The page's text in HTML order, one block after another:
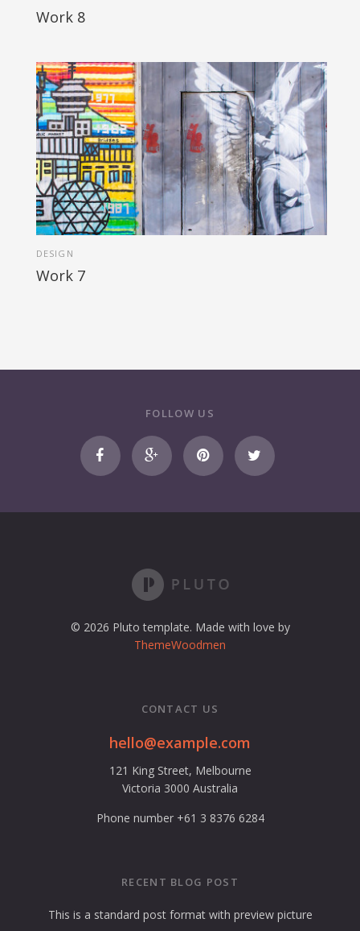
Work 8
DESIGN
Work 7
FOLLOW US
© 2026 Pluto template. Made with love by
ThemeWoodmen
CONTACT US
hello@example.com
121 King Street, Melbourne
Victoria 3000 Australia
Phone number +61 3 8376 6284
RECENT BLOG POST
This is a standard post format with preview picture